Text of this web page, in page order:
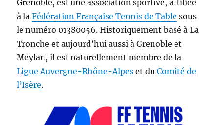
Grenoble, est une association sportive, affiliée
à laFédération Française Tennis de Table sous
le numéro 01380056. Historiquement basé à La
Tronche et aujourd’hui aussi à Grenoble et
Meylan, il est naturellement membre de la
Ligue Auvergne-Rhône-Alpes et duComité de
l’Isère.